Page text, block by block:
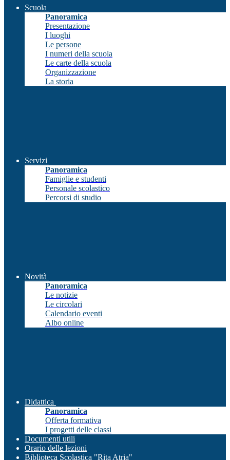
Scuola
Panoramica
Presentazione
I luoghi
Le persone
I numeri della scuola
Le carte della scuola
Organizzazione
La storia
Servizi
Panoramica
Famiglie e studenti
Personale scolastico
Percorsi di studio
Novità
Panoramica
Le notizie
Le circolari
Calendario eventi
Albo online
Didattica
Panoramica
Offerta formativa
I progetti delle classi
Documenti utili
Orario delle lezioni
Biblioteca Scolastica "Rita Atria"